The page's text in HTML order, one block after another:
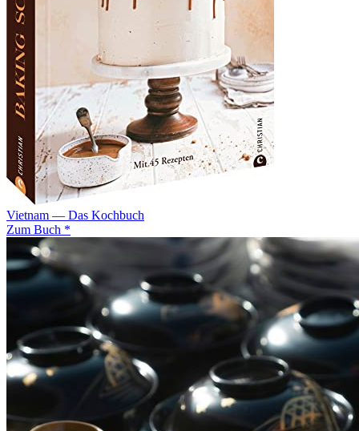
Vietnam — Das Kochbuch
Zum Buch *